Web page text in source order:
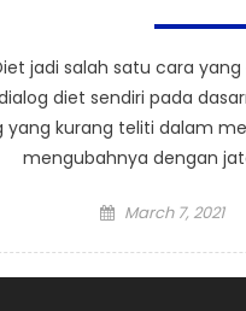
Diet jadi salah satu cara
diet sendiri pada
yang kurang teliti dalam
mengubahnya dengan
Posted
March 7, 2021